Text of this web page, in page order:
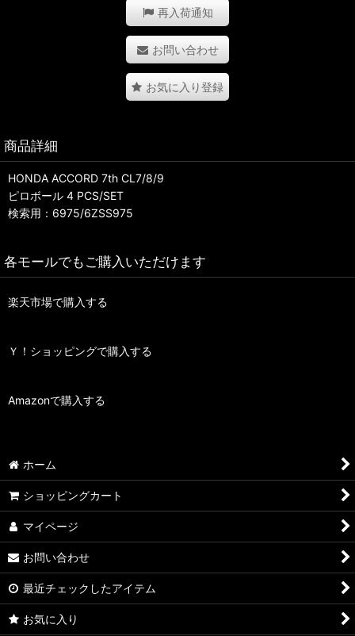
再入荷通知
お問い合わせ
お気に入り登録
商品詳細
HONDA ACCORD 7th CL7/8/9
ピロボール 4 PCS/SET
検索用：6975/6ZSS975
各モールでもご購入いただけます
楽天市場で購入する
Ｙ！ショッピングで購入する
Amazonで購入する
ホーム
ショッピングカート
マイページ
お問い合わせ
最近チェックしたアイテム
お気に入り